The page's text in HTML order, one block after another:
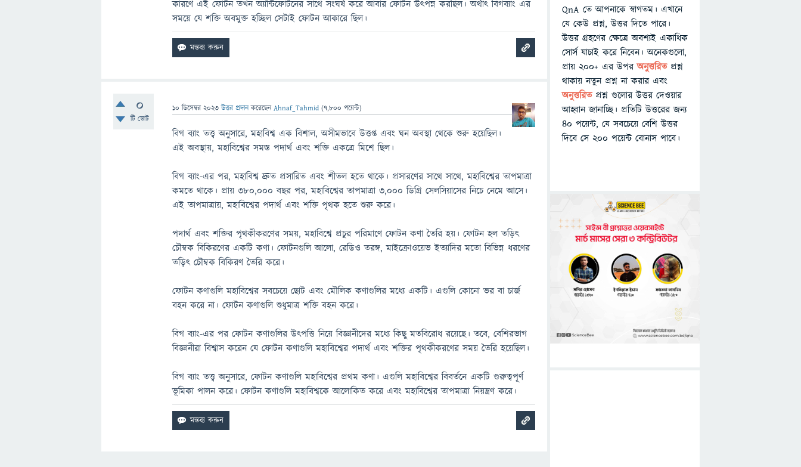
কারণে এই ফোটন তখন অ্যান্টিফোটনের সাথে সংঘর্ষ করে আবার ফোটন উৎপন্ন করছিল। অর্থাৎ বিগব্যাং এর
সময়ে যে শক্তি অবমুক্ত হচ্ছিল সেটাই ফোটন আকারে ছিল।
0
টি ভোট
10 ডিসেম্বর 2023 উত্তর প্রদান করেছেনAhnaf_Tahmid (7,800 পয়েন্ট)
বিগ ব্যাং তত্ত্ব অনুসারে, মহাবিশ্ব এক বিশাল, অসীমভাবে উত্তপ্ত এবং ঘন অবস্থা থেকে শুরু হয়েছিল।
এই অবস্থায়, মহাবিশ্বের সমস্ত পদার্থ এবং শক্তি একত্রে মিশে ছিল।
বিগ ব্যাং-এর পর, মহাবিশ্ব দ্রুত প্রসারিত এবং শীতল হতে থাকে। প্রসারণের সাথে সাথে, মহাবিশ্বের তাপমাত্রা
কমতে থাকে। প্রায় 380,000 বছর পর, মহাবিশ্বের তাপমাত্রা 3,000 ডিগ্রি সেলসিয়াসের নিচে নেমে আসে।
এই তাপমাত্রায়, মহাবিশ্বের পদার্থ এবং শক্তি পৃথক হতে শুরু করে।
পদার্থ এবং শক্তির পৃথকীকরণের সময়, মহাবিশ্বে প্রচুর পরিমাণে ফোটন কণা তৈরি হয়। ফোটন হল তড়িৎ
চৌম্বক বিকিরণের একটি কণা। ফোটনগুলি আলো, রেডিও তরঙ্গ, মাইক্রোওয়েভ ইত্যাদির মতো বিভিন্ন ধরণের
তড়িৎ চৌম্বক বিকিরণ তৈরি করে।
ফোটন কণাগুলি মহাবিশ্বের সবচেয়ে ছোট এবং মৌলিক কণাগুলির মধ্যে একটি। এগুলি কোনো ভর বা চার্জ
বহন করে না। ফোটন কণাগুলি শুধুমাত্র শক্তি বহন করে।
বিগ ব্যাং-এর পর ফোটন কণাগুলির উৎপত্তি নিয়ে বিজ্ঞানীদের মধ্যে কিছু মতবিরোধ রয়েছে। তবে, বেশিরভাগ
বিজ্ঞানীরা বিশ্বাস করেন যে ফোটন কণাগুলি মহাবিশ্বের পদার্থ এবং শক্তির পৃথকীকরণের সময় তৈরি হয়েছিল।
বিগ ব্যাং তত্ত্ব অনুসারে, ফোটন কণাগুলি মহাবিশ্বের প্রথম কণা। এগুলি মহাবিশ্বের বিবর্তনে একটি গুরুত্বপূর্ণ
ভূমিকা পালন করে। ফোটন কণাগুলি মহাবিশ্বকে আলোকিত করে এবং মহাবিশ্বের তাপমাত্রা নিয়ন্ত্রণ করে।
QnA তে আপনাকে স্বাগতম। এখানে
যে কেউ প্রশ্ন, উত্তর দিতে পারে।
উত্তর গ্রহণের ক্ষেত্রে অবশ্যই একাধিক
সোর্স যাচাই করে নিবেন। অনেকগুলো,
প্রায় ২০০+ এর উপরঅনুত্তরিতপ্রশ্ন
থাকায় নতুন প্রশ্ন না করার এবং
অনুত্তরিত প্রশ্ন গুলোর উত্তর দেওয়ার
আহ্বান জানাচ্ছি। প্রতিটি উত্তরের জন্য
৪০ পয়েন্ট, যে সবচেয়ে বেশি উত্তর
দিবে সে ২০০ পয়েন্ট বোনাস পাবে।